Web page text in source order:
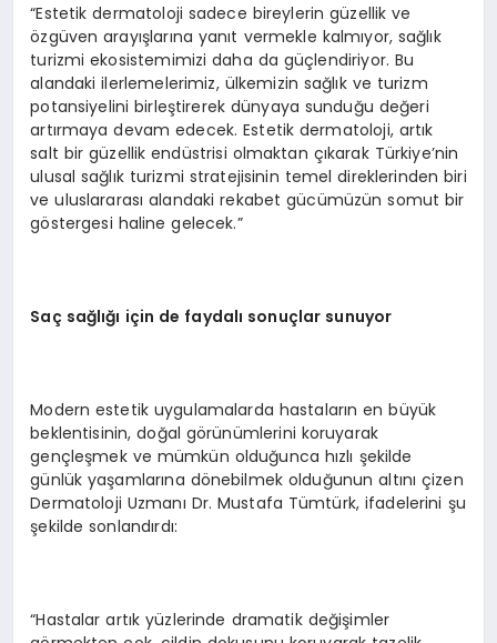
“Estetik dermatoloji sadece bireylerin güzellik ve
özgüven arayışlarına yanıt vermekle kalmıyor, sağlık
turizmi ekosistemimizi daha da güçlendiriyor. Bu
alandaki ilerlemelerimiz, ülkemizin sağlık ve turizm
potansiyelini birleştirerek dünyaya sunduğu değeri
artırmaya devam edecek. Estetik dermatoloji, artık
salt bir güzellik endüstrisi olmaktan çıkarak Türkiye’nin
ulusal sağlık turizmi stratejisinin temel direklerinden biri
ve uluslararası alandaki rekabet gücümüzün somut bir
göstergesi haline gelecek.”
Saç sağlığı için de faydalı sonuçlar sunuyor
Modern estetik uygulamalarda hastaların en büyük
beklentisinin, doğal görünümlerini koruyarak
gençleşmek ve mümkün olduğunca hızlı şekilde
günlük yaşamlarına dönebilmek olduğunun altını çizen
Dermatoloji Uzmanı Dr. Mustafa Tümtürk, ifadelerini şu
şekilde sonlandırdı:
“Hastalar artık yüzlerinde dramatik değişimler